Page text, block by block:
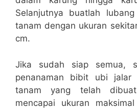
Selanjutnya buatlah
tanam dengan ukuran
cm.
Jika sudah siap semua,
penanaman bibit ubi jalar
tanam yang telah
mencapai ukuran